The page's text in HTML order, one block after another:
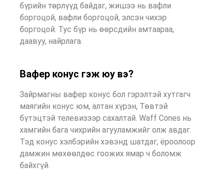
бүрийн төрлүүд байдаг, жишээ нь вафли
боргоцой, вафли боргоцой, элсэн чихэр
боргоцой. Тус бүр нь өөрсдийн амтаараа,
даавуу, найрлага.
Вафер конус гэж юу вэ?
Зайрмагны вафер конус бол гэрэлтэй хутгагч
маягийн конус юм, алтан хүрэн, Төвтэй
бүтэцтэй телевизээр сахалтай. Waff Cones нь
хамгийн бага чихрийн агууламжийг олж авдаг.
Тэд конус хэлбэрийн хэвэнд шатдаг, ёроолоор
дамжин мөхөөлдөс гоожих ямар ч боломж
байхгүй.